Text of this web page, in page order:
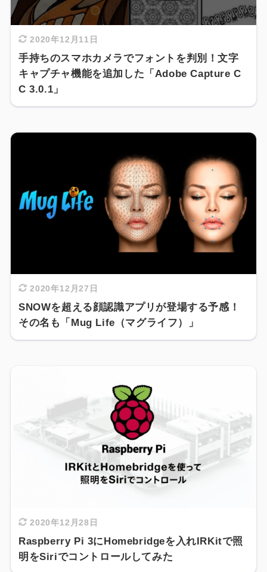
2020年12月11日
手持ちのスマホカメラでフォントを判別！文字
キャプチャ機能を追加した「Adobe Capture C
C 3.0.1」
2020年12月27日
SNOWを超える顔認識アプリが登場する予感！
その名も「Mug Life（マグライフ）」
2020年12月28日
Raspberry Pi 3にHomebridgeを入れIRKitで照
明をSiriでコントロールしてみた